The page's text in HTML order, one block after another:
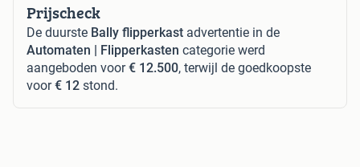
Prijscheck
De duurste Bally flipperkast advertentie in de
Automaten | Flipperkasten categorie werd
aangeboden voor€ 12.500, terwijl de goedkoopste
voor€ 12 stond.